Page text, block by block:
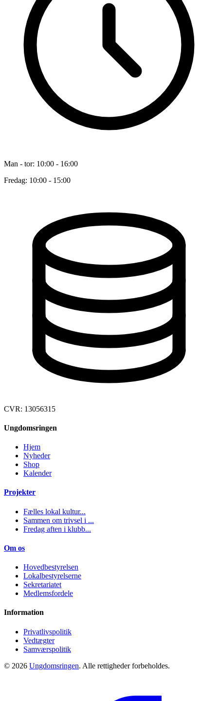
Man - tor: 10:00 - 16:00
Fredag: 10:00 - 15:00
CVR: 13056315
Ungdomsringen
Hjem
Nyheder
Shop
Kalender
Projekter
Fælles lokal kultur...
Sammen om trivsel i ...
Fredag aften i klubb...
Om os
Hovedbestyrelsen
Lokalbestyrelserne
Sekretariatet
Medlemsfordele
Information
Privatlivspolitik
Vedtægter
Samværspolitik
© 2026 Ungdomsringen. Alle rettigheder forbeholdes.